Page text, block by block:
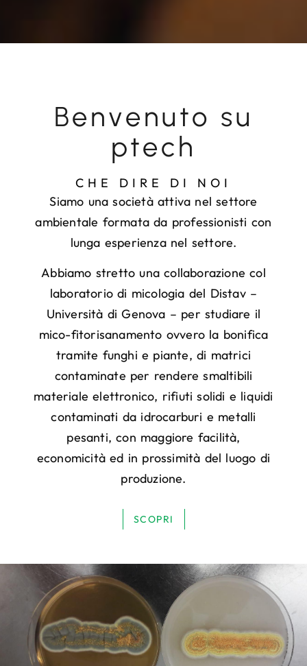
Benvenuto su
ptech
CHE DIRE DI NOI
Siamo una società attiva nel settore
ambientale formata da professionisti con
lunga esperienza nel settore.
Abbiamo stretto una collaborazione col
laboratorio di micologia del Distav –
Università di Genova – per studiare il
mico-fitorisanamento ovvero la bonifica
tramite funghi e piante, di matrici
contaminate per rendere smaltibili
materiale elettronico, rifiuti solidi e liquidi
contaminati da idrocarburi e metalli
pesanti, con maggiore facilità,
economicità ed in prossimità del luogo di
produzione.
SCOPRI